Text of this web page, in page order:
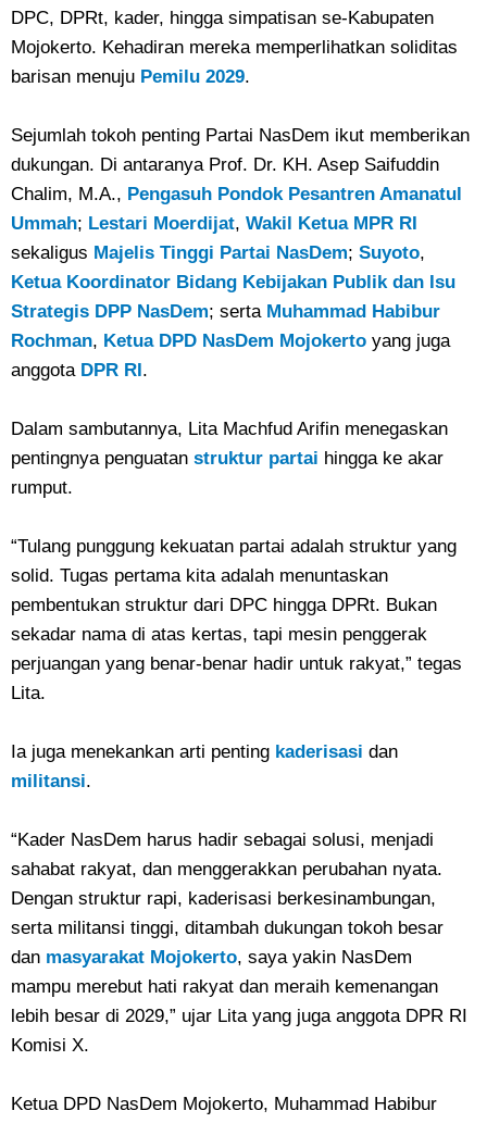
DPC, DPRt, kader, hingga simpatisan se-Kabupaten
Mojokerto. Kehadiran mereka memperlihatkan soliditas
barisan menuju Pemilu 2029.
Sejumlah tokoh penting Partai NasDem ikut memberikan
dukungan. Di antaranya Prof. Dr. KH. Asep Saifuddin
Chalim, M.A., Pengasuh Pondok Pesantren Amanatul
Ummah; Lestari Moerdijat, Wakil Ketua MPR RI
sekaligus Majelis Tinggi Partai NasDem; Suyoto,
Ketua Koordinator Bidang Kebijakan Publik dan Isu
Strategis DPP NasDem; serta Muhammad Habibur
Rochman, Ketua DPD NasDem Mojokerto yang juga
anggota DPR RI.
Dalam sambutannya, Lita Machfud Arifin menegaskan
pentingnya penguatan struktur partai hingga ke akar
rumput.
“Tulang punggung kekuatan partai adalah struktur yang
solid. Tugas pertama kita adalah menuntaskan
pembentukan struktur dari DPC hingga DPRt. Bukan
sekadar nama di atas kertas, tapi mesin penggerak
perjuangan yang benar-benar hadir untuk rakyat,” tegas
Lita.
Ia juga menekankan arti penting kaderisasi dan
militansi.
“Kader NasDem harus hadir sebagai solusi, menjadi
sahabat rakyat, dan menggerakkan perubahan nyata.
Dengan struktur rapi, kaderisasi berkesinambungan,
serta militansi tinggi, ditambah dukungan tokoh besar
dan masyarakat Mojokerto, saya yakin NasDem
mampu merebut hati rakyat dan meraih kemenangan
lebih besar di 2029,” ujar Lita yang juga anggota DPR RI
Komisi X.
Ketua DPD NasDem Mojokerto, Muhammad Habibur